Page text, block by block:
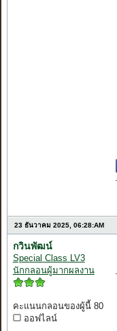
23 ธันวาคม 2025, 06:28:AM
กวินพัฒน์
Special Class LV3
นักกลอนผู้มากผลงาน
คะแนนกลอนของผู้นี้ 80
ออฟไลน์